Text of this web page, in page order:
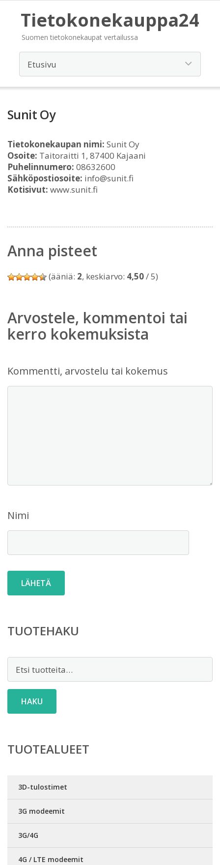
Tietokonekauppa24
Suomen tietokonekaupat vertailussa
Sunit Oy
Tietokonekaupan nimi: Sunit Oy
Osoite: Taitoraitti 1, 87400 Kajaani
Puhelinnumero: 08632600
Sähköpostiosoite: info@sunit.fi
Kotisivut: www.sunit.fi
Anna pisteet
(ääniä: 2, keskiarvo: 4,50/ 5)
Arvostele, kommentoi tai
kerro kokemuksista
Kommentti, arvostelu tai kokemus
Nimi
TUOTEHAKU
HAKU
TUOTEALUEET
3D-tulostimet
3G modeemit
3G/4G
4G / LTE modeemit